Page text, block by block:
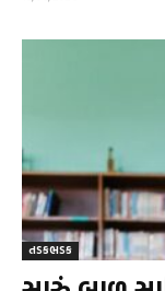
તડકભડક